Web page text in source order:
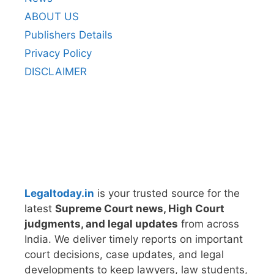
ABOUT US
Publishers Details
Privacy Policy
DISCLAIMER
Legaltoday.in is your trusted source for the
latest Supreme Court news, High Court
judgments, and legal updates from across
India. We deliver timely reports on important
court decisions, case updates, and legal
developments to keep lawyers, law students,